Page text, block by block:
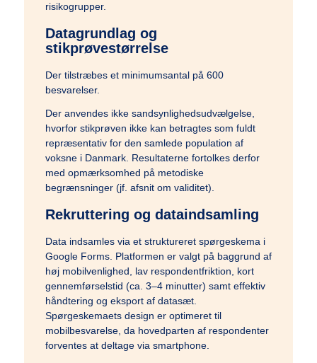
risikogrupper.
Datagrundlag og
stikprøvestørrelse
Der tilstræbes et minimumsantal på 600
besvarelser.
Der anvendes ikke sandsynlighedsudvælgelse,
hvorfor stikprøven ikke kan betragtes som fuldt
repræsentativ for den samlede population af
voksne i Danmark. Resultaterne fortolkes derfor
med opmærksomhed på metodiske
begrænsninger (jf. afsnit om validitet).
Rekruttering og dataindsamling
Data indsamles via et struktureret spørgeskema i
Google Forms. Platformen er valgt på baggrund af
høj mobilvenlighed, lav respondentfriktion, kort
gennemførselstid (ca. 3–4 minutter) samt effektiv
håndtering og eksport af datasæt.
Spørgeskemaets design er optimeret til
mobilbesvarelse, da hovedparten af respondenter
forventes at deltage via smartphone.